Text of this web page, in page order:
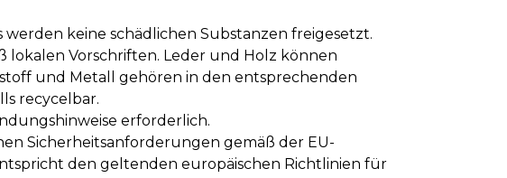
keine schädlichen Substanzen freigesetzt.
Vorschriften. Leder und Holz können
und Metall gehören in den entsprechenden
recycelbar.
erforderlich.
Sicherheitsanforderungen gemäß der EU-
den geltenden europäischen Richtlinien für